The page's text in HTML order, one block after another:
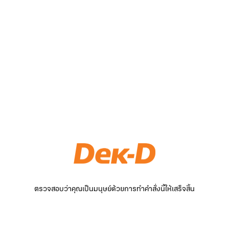
ตรวจสอบว่าคุณเป็นมนุษย์ด้วยการทำคำสั่งนี้ให้เสร็จสิ้น